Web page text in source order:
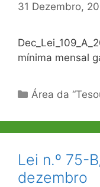
31 Dezembro,
mínima mensal
Categorias
Área da
Lei n.º 75-
dezembro